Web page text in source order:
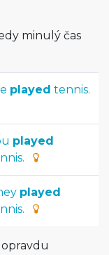
minulý čas
played tennis.
played
played